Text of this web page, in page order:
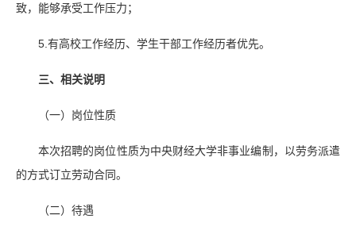
致，能够承受工作压力；
5.有高校工作经历、学生干部工作经历者优先。
三、相关说明
（一）岗位性质
本次招聘的岗位性质为中央财经大学非事业编制，以劳务派遣
的方式订立劳动合同。
（二）待遇